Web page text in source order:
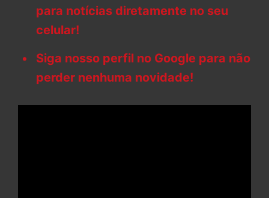
para notícias diretamente no seu
celular!
Siga nosso perfil no Google para não
perder nenhuma novidade!